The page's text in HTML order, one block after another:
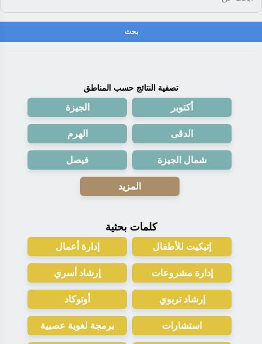
تصفية النتائج حسب المناطق
أكتوبر الجيزة
الدقى الهرم
شمال الجيزة فيصل
المزيد
كلمات بحثية
إتيكيت للأطفال إدارة أعمال
إدارة مشروعات إرشاد أسري
إرشاد تربوي أوتوكاد
استشارات برمجة لغوية عصبية